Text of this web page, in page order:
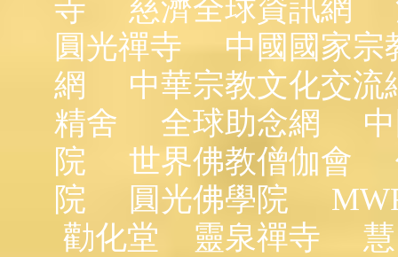
寺 慈濟全球資訊網
圓光禪寺
中國國家宗
網
中華宗教文化交流
精舍
全球助念網
院
世界佛教僧伽會
院
圓光佛學院
勸化堂
靈泉禪寺